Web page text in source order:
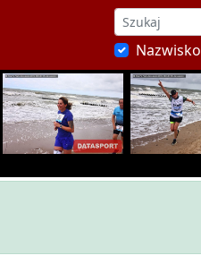
Nazwisko